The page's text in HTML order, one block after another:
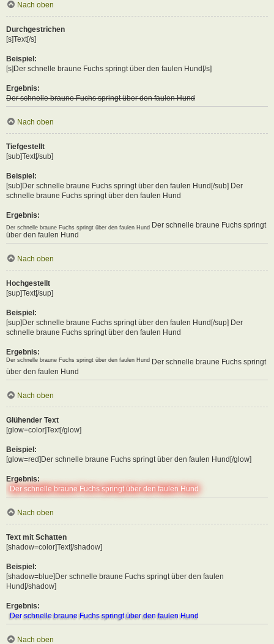
Nach oben
Durchgestrichen
[s]Text[/s]
Beispiel:
[s]Der schnelle braune Fuchs springt über den faulen Hund[/s]
Ergebnis:
Der schnelle braune Fuchs springt über den faulen Hund
Nach oben
Tiefgestellt
[sub]Text[/sub]
Beispiel:
[sub]Der schnelle braune Fuchs springt über den faulen Hund[/sub] Der
schnelle braune Fuchs springt über den faulen Hund
Ergebnis:
Der schnelle braune Fuchs springt über den faulen Hund Der schnelle braune Fuchs springt
über den faulen Hund
Nach oben
Hochgestellt
[sup]Text[/sup]
Beispiel:
[sup]Der schnelle braune Fuchs springt über den faulen Hund[/sup] Der
schnelle braune Fuchs springt über den faulen Hund
Ergebnis:
Der schnelle braune Fuchs springt über den faulen Hund Der schnelle braune Fuchs springt
über den faulen Hund
Nach oben
Glühender Text
[glow=color]Text[/glow]
Beispiel:
[glow=red]Der schnelle braune Fuchs springt über den faulen Hund[/glow]
Ergebnis:
Der schnelle braune Fuchs springt über den faulen Hund
Nach oben
Text mit Schatten
[shadow=color]Text[/shadow]
Beispiel:
[shadow=blue]Der schnelle braune Fuchs springt über den faulen
Hund[/shadow]
Ergebnis:
Der schnelle braune Fuchs springt über den faulen Hund
Nach oben